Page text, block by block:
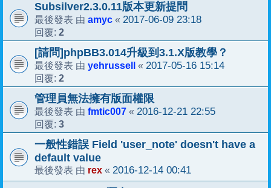
Subsilver2.3.0.11版本更新提問
最後發表 由 amyc « 2017-06-09 23:18
回覆: 2
[請問]phpBB3.014升級到3.1.X版教學？
最後發表 由 yehrussell « 2017-05-16 15:14
回覆: 2
管理員無法擁有版面權限
最後發表 由 fmtic007 « 2016-12-21 22:55
回覆: 3
一般性錯誤 Field 'user_note' doesn't have a
default value
最後發表 由 rex « 2016-12-14 00:41